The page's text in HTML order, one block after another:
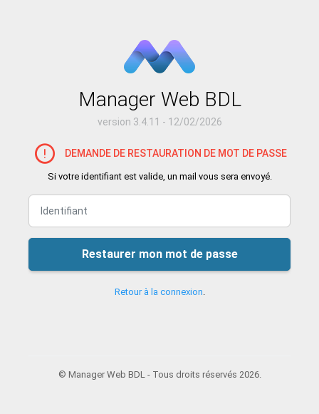
Manager Web BDL
version 3.4.11 - 12/02/2026
DEMANDE DE RESTAURATION DE MOT DE PASSE
Si votre identifiant est valide, un mail vous sera envoyé.
Restaurer mon mot de passe
Retour à la connexion.
© Manager Web BDL - Tous droits réservés 2026.